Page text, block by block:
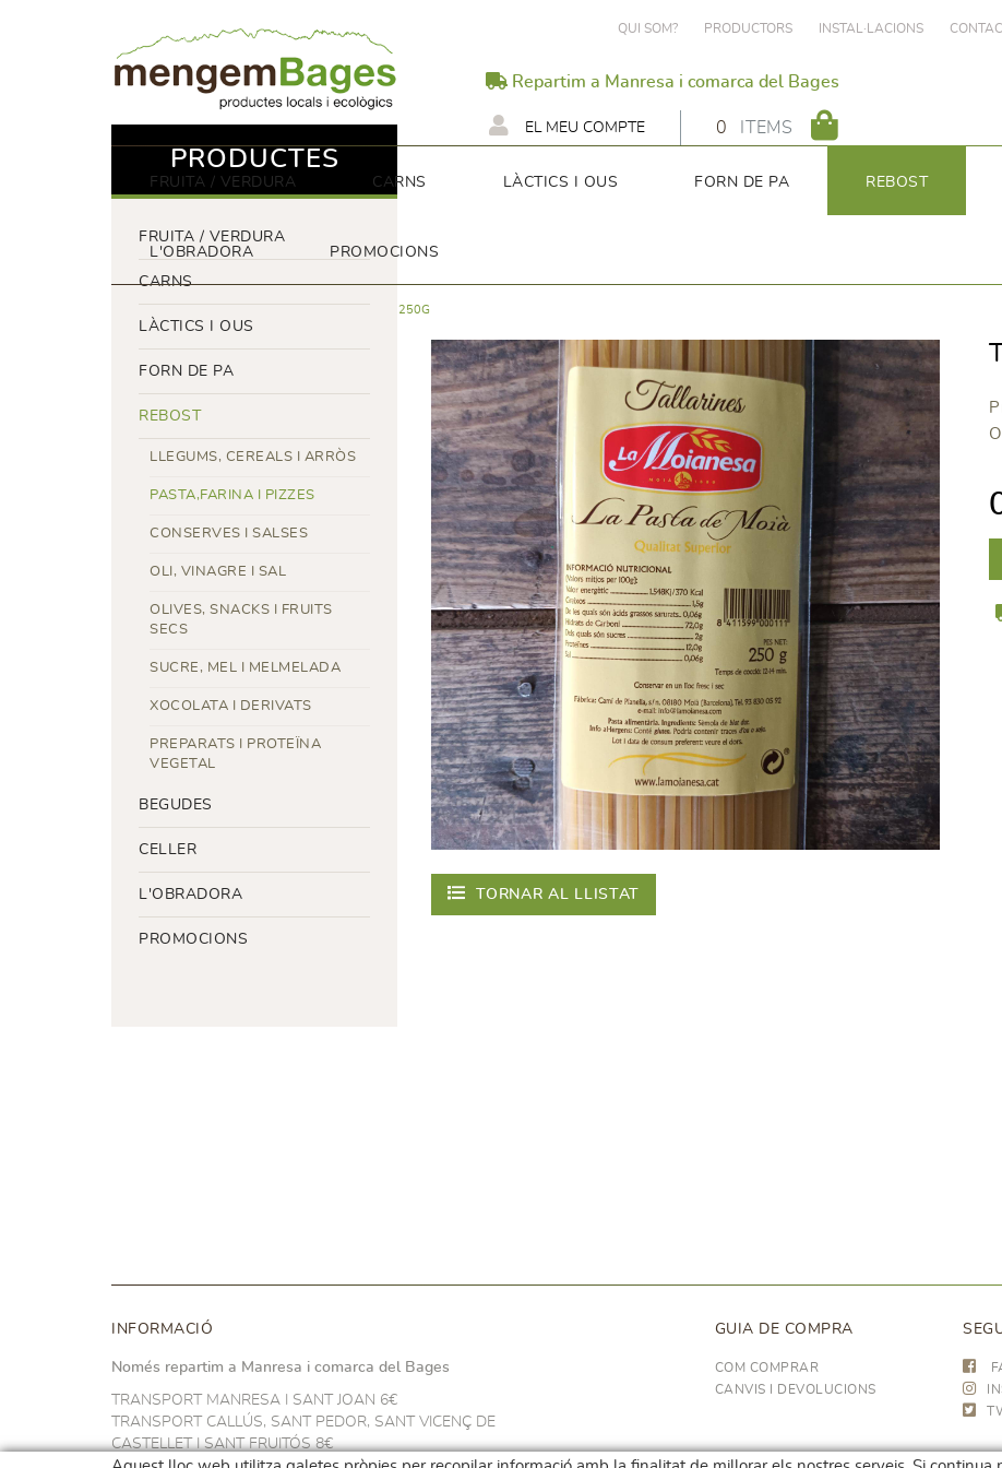
QUI SOM? PRODUCTORS INSTAL·LACIONS
Repartim a Manresa i comarca del Bages
0 ITEMS
EL MEU COMPTE
FRUITA / VERDURA CARNS LÀCTICS I OUS FORN DE PA REBOST
L'OBRADORA PROMOCIONS
TALLARINES 250G
PRODUCTES
FRUITA / VERDURA
CARNS
LÀCTICS I OUS
FORN DE PA
REBOST
LLEGUMS, CEREALS I ARRÒS
PASTA,FARINA I PIZZES
CONSERVES I SALSES
OLI, VINAGRE I SAL
OLIVES, SNACKS I FRUITS
SECS
SUCRE, MEL I MELMELADA
XOCOLATA I DERIVATS
PREPARATS I PROTEÏNA
VEGETAL
BEGUDES
CELLER
L'OBRADORA
PROMOCIONS
TORNAR AL LLISTAT
INFORMACIÓ
Només repartim a Manresa i comarca del Bages
TRANSPORT MANRESA I SANT JOAN 6€
TRANSPORT CALLÚS, SANT PEDOR, SANT VICENÇ DE
CASTELLET I SANT FRUITÓS 8€
GUIA DE COMPRA
COM COMPRAR
CANVIS I DEVOLUCIONS